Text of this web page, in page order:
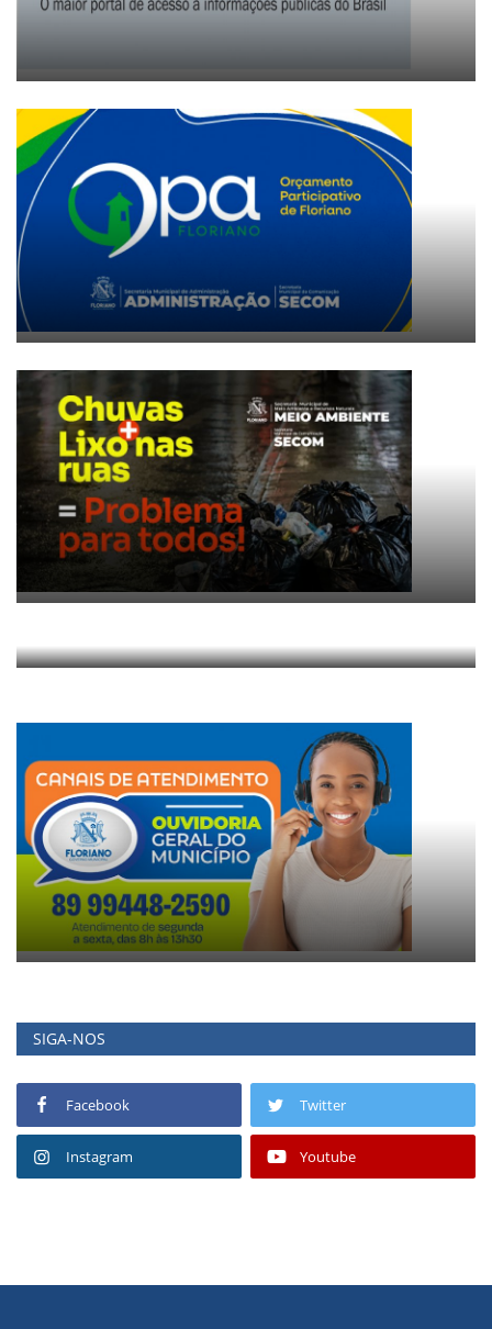
SIGA-NOS
Facebook Twitter
Instagram Youtube